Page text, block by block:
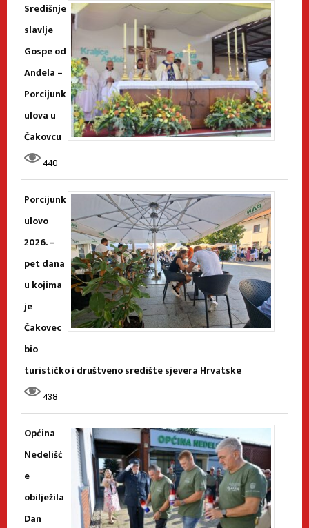
Središnje
slavlje
Gospe od
Anđela –
Porcijunk
ulova u
Čakovcu
440
Porcijunk
ulovo
2026. –
pet dana
u kojima
je
Čakovec
bio
turističko i društveno središte sjevera Hrvatske
438
Općina
Nedelišć
e
obilježila
Dan